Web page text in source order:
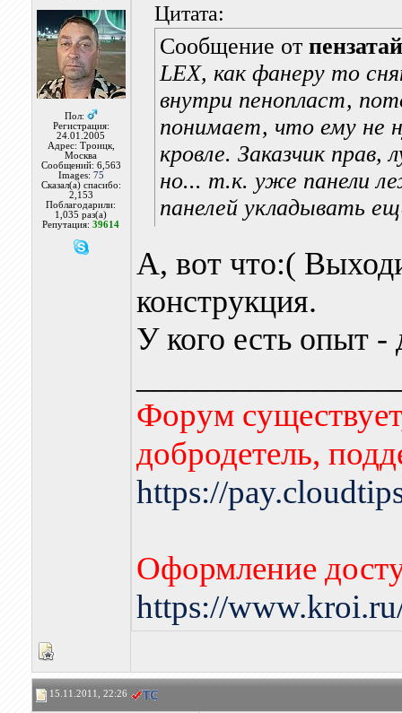
Пол:
Регистрация:
24.01.2005
Адрес: Троицк,
Москва
Сообщений: 6,563
Images: 75
Сказал(а) спасибо:
2,153
Поблагодарили:
1,035 раз(а)
Репутация:39614
Цитата:
Сообщение от
LEX, как фанеру то
внутри пенопласт,
понимает, что ему не
кровле. Заказчик прав,
но... т.к. уже панели
панелей укладывать
А, вот что:(
конструкция.
У кого есть опыт -
Форум
добродетель,
https://
Оформление
https://
15.11.2011, 22:26